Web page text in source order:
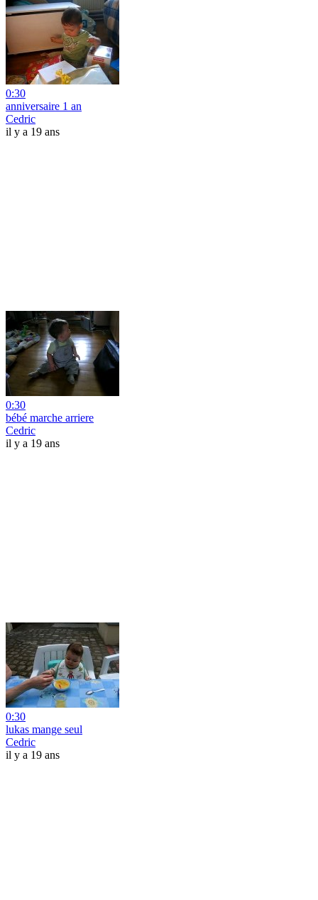
0:30
anniversaire 1 an
Cedric
il y a 19 ans
0:30
bébé marche arriere
Cedric
il y a 19 ans
0:30
lukas mange seul
Cedric
il y a 19 ans